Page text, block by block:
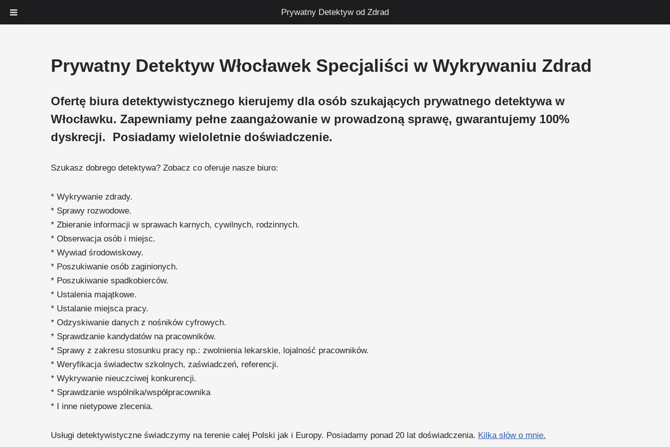
Prywatny Detektyw od Zdrad
Prywatny Detektyw Włocławek Specjaliści w Wykrywaniu Zdrad
Ofertę biura detektywistycznego kierujemy dla osób szukających prywatnego detektywa w
Włocławku. Zapewniamy pełne zaangażowanie w prowadzoną sprawę, gwarantujemy 100%
dyskrecji. Posiadamy wieloletnie doświadczenie.
Szukasz dobrego detektywa? Zobacz co oferuje nasze biuro:
* Wykrywanie zdrady.
* Sprawy rozwodowe.
* Zbieranie informacji w sprawach karnych, cywilnych, rodzinnych.
* Obserwacja osób i miejsc.
* Wywiad środowiskowy.
* Poszukiwanie osób zaginionych.
* Poszukiwanie spadkobierców.
* Ustalenia majątkowe.
* Ustalanie miejsca pracy.
* Odzyskiwanie danych z nośników cyfrowych.
* Sprawdzanie kandydatów na pracowników.
* Sprawy z zakresu stosunku pracy np.: zwolnienia lekarskie, lojalność pracowników.
* Weryfikacja świadectw szkolnych, zaświadczeń, referencji.
* Wykrywanie nieuczciwej konkurencji.
* Sprawdzanie wspólnika/współpracownika
* I inne nietypowe zlecenia.
Usługi detektywistyczne świadczymy na terenie całej Polski jak i Europy. Posiadamy ponad 20 lat doświadczenia. Kilka słów o mnie.